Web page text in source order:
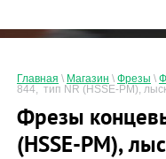
Главная \ Магазин \ Фрезы \
844,  тип NR (HSSE-PM),
Фрезы
(HSSE-PM),